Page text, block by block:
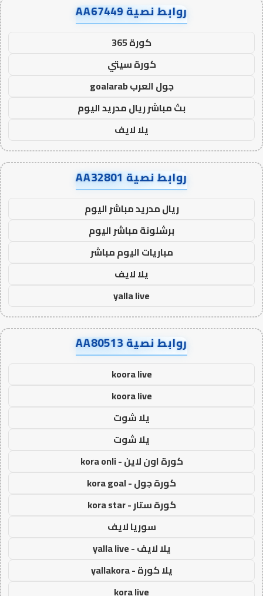
روابط نصية AA67449
كورة 365
كورة سيتي
جول العرب goalarab
بث مباشر ريال مدريد اليوم
يلا لايف
روابط نصية AA32801
ريال مدريد مباشر اليوم
برشلونة مباشر اليوم
مباريات اليوم مباشر
يلا لايف
yalla live
روابط نصية AA80513
koora live
koora live
يلا شوت
يلا شوت
كورة اون لاين - kora onli
كورة جول - kora goal
كورة ستار - kora star
سوريا لايف
يلا لايف - yalla live
يلا كورة - yallakora
kora live